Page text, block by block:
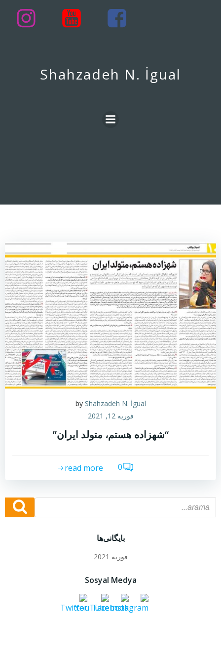
content
Shahzadeh N. İgual
by Shahzadeh N. İgual
فوریه 12, 2021
“شهزاده هستم، متولد ایران”
0
read more
بایگانی‌ها
فوریه 2021
Sosyal Medya